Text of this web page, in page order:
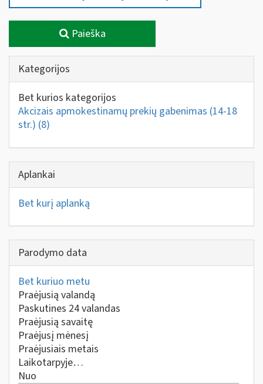
Paieška
Kategorijos
Bet kurios kategorijos
Akcizais apmokestinamų prekių gabenimas (14-18
str.) (8)
Aplankai
Bet kurį aplanką
Parodymo data
Bet kuriuo metu
Praėjusią valandą
Paskutines 24 valandas
Praėjusią savaitę
Praėjusį mėnesį
Praėjusiais metais
Laikotarpyje…
Nuo